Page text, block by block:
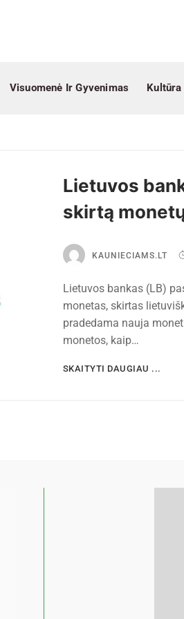
Visuomenė Ir Gyvenimas Kultūra
Lietuvos
skirtą
KAUNIECIAMS.LT
Lietuvos bankas (LB)
monetas, skirtas
pradedama nauja
monetos, kaip…
SKAITYTI DAUGIAU ...